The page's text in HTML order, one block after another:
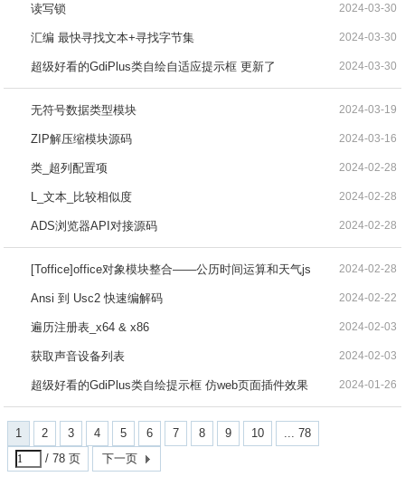
读写锁 2024-03-30
汇编 最快寻找文本+寻找字节集 2024-03-30
超级好看的GdiPlus类自绘自适应提示框 更新了 2024-03-30
无符号数据类型模块 2024-03-19
ZIP解压缩模块源码 2024-03-16
类_超列配置项 2024-02-28
L_文本_比较相似度 2024-02-28
ADS浏览器API对接源码 2024-02-28
[Toffice]office对象模块整合——公历时间运算和天气js 2024-02-28
Ansi 到 Usc2 快速编解码 2024-02-22
遍历注册表_x64 & x86 2024-02-03
获取声音设备列表 2024-02-03
超级好看的GdiPlus类自绘提示框 仿web页面插件效果 2024-01-26
1 2 3 4 5 6 7 8 9 10
... 78
/ 78 页
下一页